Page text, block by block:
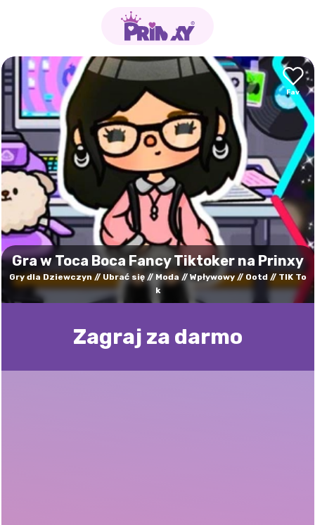
Gra w Toca Boca Fancy Tiktoker na Prinxy
Gry dla Dziewczyn Ubrać się Moda Wpływowy Ootd
TIK To
k
Zagraj za darmo